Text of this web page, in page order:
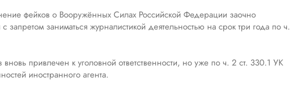
фейков о Вооружённых Силах Российской Федерации заочно
запретом заниматься журналистикой деятельностью на срок три года по ч.
привлечен к уголовной ответственности, но уже по ч. 2 ст. 330.1 УК
иностранного агента.